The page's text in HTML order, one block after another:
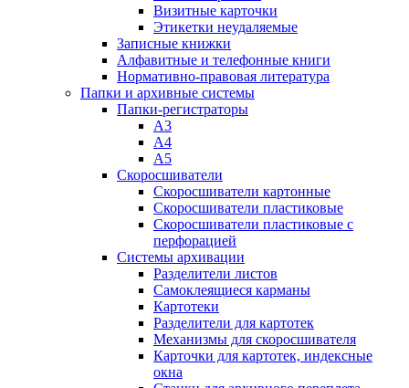
Визитные карточки
Этикетки неудаляемые
Записные книжки
Алфавитные и телефонные книги
Нормативно-правовая литература
Папки и архивные системы
Папки-регистраторы
А3
А4
А5
Скоросшиватели
Скоросшиватели картонные
Скоросшиватели пластиковые
Скоросшиватели пластиковые с
перфорацией
Системы архивации
Разделители листов
Самоклеящиеся карманы
Картотеки
Разделители для картотек
Механизмы для скоросшивателя
Карточки для картотек, индексные
окна